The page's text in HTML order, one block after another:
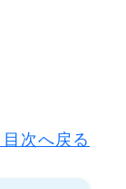
次へ戻る